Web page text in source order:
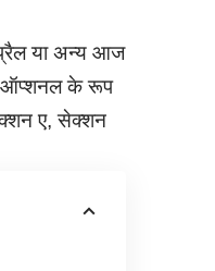
अप्रैल या अन्य आज
ऑप्शनल के रूप
ए, सेक्शन